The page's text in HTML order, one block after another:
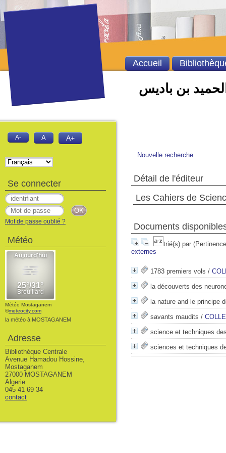
بن باديس
Nouvelle recherche
Détail de l'éditeur
Les Cahiers de
Documents
trié(s) par
externes
1783 premiers vols /
la découverts des
la nature and le principe
savants maudits /
science et techniques
sciences et techniques
Accueil
A- A A+
Se connecter
Mot de passe oublié ?
Météo
Météo Mostaganem
©meteocity.com
la météo à MOSTAGANEM
Adresse
Bibliothèque Centrale
Avenue Hamadou Hossine,
Mostaganem
27000 MOSTAGANEM
Algerie
045 41 69 34
contact